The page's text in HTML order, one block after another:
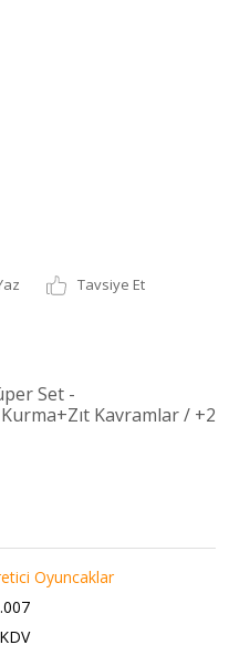
Tavsiye Et
Set -
Kavramlar / +2
Oyuncaklar